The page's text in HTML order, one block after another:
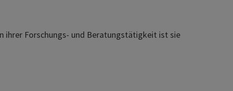
ihrer Forschungs- und Beratungstätigkeit ist sie